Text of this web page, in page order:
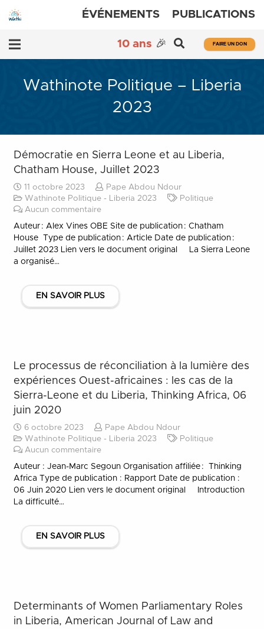
ÉVÉNEMENTS PUBLICATIONS
10 ans 🎉 FAIRE UN DON
Wathinote Politique – Liberia
2023
Démocratie en Sierra Leone et au Liberia,
Chatham House, Juillet 2023
11 octobre 2023
Pape Abdou Ndour
Wathinote Politique - Liberia 2023
Politique
Aucun commentaire
Auteur : Alex Vines OBE Site de publication : Chatham
House Type de publication : Article Date de publication :
Juillet 2023 Lien vers le document original La Sierra Leone
a organisé…
EN SAVOIR PLUS
Le processus de réconciliation à la lumière des
expériences Ouest-africaines : les cas de la
Sierra-Leone et du Liberia, Thinking Africa, 06
juin 2020
6 octobre 2023
Pape Abdou Ndour
Wathinote Politique - Liberia 2023
Politique
Aucun commentaire
Auteur : Jean-Marc Segoun Organisation affiliée : Thinking
Africa Type de publication : Rapport Date de publication :
06 Juin 2020 Lien vers le document original Introduction
La difficulté…
EN SAVOIR PLUS
Determinants of Women Parliamentary Roles
in Liberia, American Journal of Law and